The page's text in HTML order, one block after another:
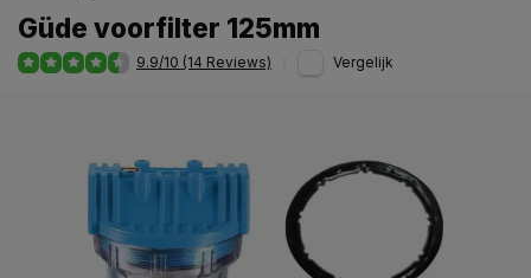
Güde voorfilter 125mm
9.9/10 (14 Reviews) Vergelijk